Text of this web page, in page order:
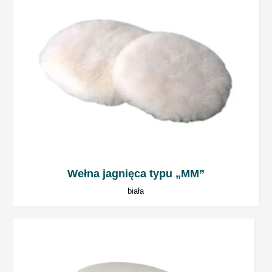
Wełna jagnięca typu „MM”
biała